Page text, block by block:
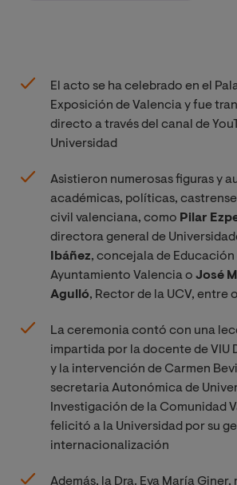
El acto se ha celebrado en el
Exposición de Valencia y fue
directo a través del canal de
Universidad
Asistieron numerosas figuras y
académicas, políticas,
civil valenciana, como Pilar
directora general de
Ibáñez, concejala de Educación
Ayuntamiento Valencia o José
Agulló, Rector de la UCV, entre
La ceremonia contó con una
impartida por la docente de VIU
y la intervención de Carmen
secretaria Autonómica de
Investigación de la Comunidad
felicitó a la Universidad por su
internacionalización
Además, la Dra. Eva María Giner,